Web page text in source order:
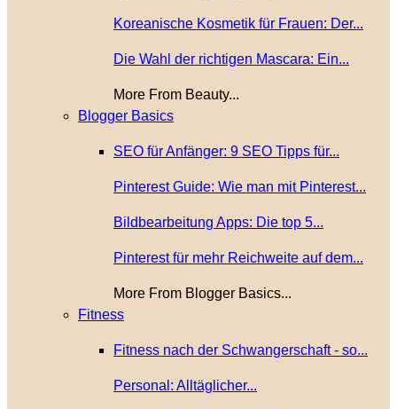
Koreanische Kosmetik für Frauen: Der...
Die Wahl der richtigen Mascara: Ein...
More From Beauty...
Blogger Basics
SEO für Anfänger: 9 SEO Tipps für...
Pinterest Guide: Wie man mit Pinterest...
Bildbearbeitung Apps: Die top 5...
Pinterest für mehr Reichweite auf dem...
More From Blogger Basics...
Fitness
Fitness nach der Schwangerschaft - so...
Personal: Alltäglicher...